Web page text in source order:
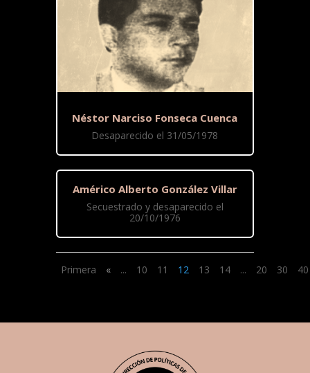
Néstor Narciso Fonseca Cuenca
Desaparecido el 31/05/1978
Américo Alberto González Villar
Secuestrado y desaparecido el
20/10/1976
Primera « ... 10 11 12 13 14 ... 20 30 40